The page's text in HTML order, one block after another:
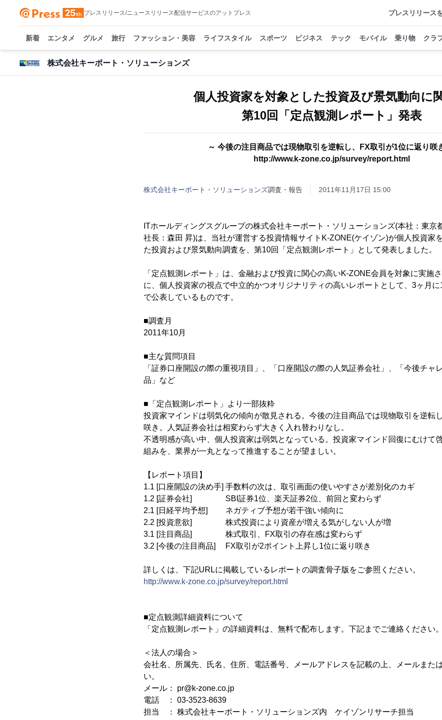
プレスリリース/ニュースリリース配信サービスのアットプレス プレスリリース
新着 エンタメ グルメ 旅行 ファッション・美容 ライフスタイル スポーツ ビジネス テック モバイル 乗り物 クラ
株式会社キーポート・ソリューションズ
個人投資家を対象とした投資及び景気動向に
第10回「定点観測レポート」発表
～ 今後の注目商品では現物取引を逆転し、FX取引が1位に返り咲
http://www.k-zone.co.jp/survey/report.html
株式会社キーポート・ソリューションズ調査・報告 2011年11月17日 15:00
ITホールディングスグループの株式会社キーポート・ソリューションズ(本社：東京
社長：森田 昇)は、当社が運営する投資情報サイトK-ZONE(ケイゾン)が個人投資家
た投資および景気動向調査を、第10回「定点観測レポート」として発表しました。
「定点観測レポート」は、金融および投資に関心の高いK-ZONE会員を対象に実施
に、個人投資家の視点で中立的かつオリジナリティの高いレポートとして、3ヶ月
で公表しているものです。
■調査月
2011年10月
■主な質問項目
「証券口座開設の際の重視項目」、「口座開設の際の人気証券会社」、「今後チャ
品」など
■「定点観測レポート」より一部抜粋
投資家マインドは弱気化の傾向が散見される。今後の注目商品では現物取引を逆転
咲き。人気証券会社は相変わらず大きく入れ替わりなし。
不透明感が高い中、個人投資家は弱気となっている。投資家マインド回復にむけて
組みを、業界が一丸となって推進することが望ましい。
【レポート項目】
1.1 [口座開設の決め手] 手数料の次は、取引画面の使いやすさが差別化のカギ
1.2 [証券会社] SBI証券1位、楽天証券2位、前回と変わらず
2.1 [日経平均予想] ネガティブ予想が若干強い傾向に
2.2 [投資意欲] 株式投資により資産が増える気がしない人が増
3.1 [注目商品] 株式取引、FX取引の存在感は変わらず
3.2 [今後の注目商品] FX取引が2ポイント上昇し1位に返り咲き
詳しくは、下記URLに掲載しているレポートの調査骨子版をご参照ください。
http://www.k-zone.co.jp/survey/report.html
■定点観測詳細資料について
「定点観測レポート」の詳細資料は、無料で配布します。下記までご連絡ください
＜法人の場合＞
会社名、所属先、氏名、住所、電話番号、メールアドレスを記載の上、メールまた
い。
メール： pr@k-zone.co.jp
電話 ： 03-3523-8639
担当 ： 株式会社キーポート・ソリューションズ内 ケイゾンリサーチ担当